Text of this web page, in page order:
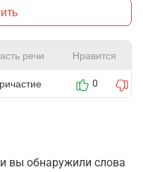
речи Нравится
0
вы обнаружили слова